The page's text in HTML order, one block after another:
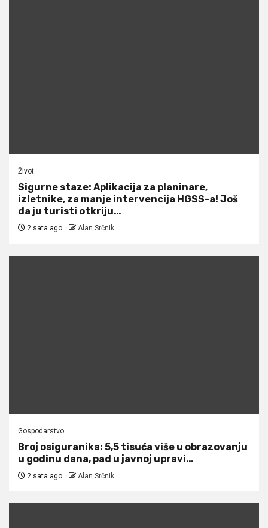
Život
Sigurne staze: Aplikacija za planinare,
izletnike, za manje intervencija HGSS-a! Još
da ju turisti otkriju…
2 sata ago Alan Srčnik
Gospodarstvo
Broj osiguranika: 5,5 tisuća više u obrazovanju
u godinu dana, pad u javnoj upravi…
2 sata ago Alan Srčnik